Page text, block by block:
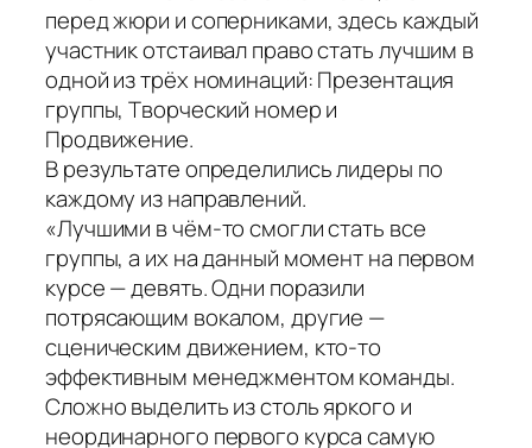
перед жюри и соперниками, здесь каждый
участник отстаивал право стать лучшим в
одной из трёх номинаций: Презентация
группы, Творческий номер и
Продвижение.
В результате определились лидеры по
каждому из направлений.
«Лучшими в чём-то смогли стать все
группы, а их на данный момент на первом
курсе — девять. Одни поразили
потрясающим вокалом, другие —
сценическим движением, кто-то
эффективным менеджментом команды.
Сложно выделить из столь яркого и
неординарного первого курса самую